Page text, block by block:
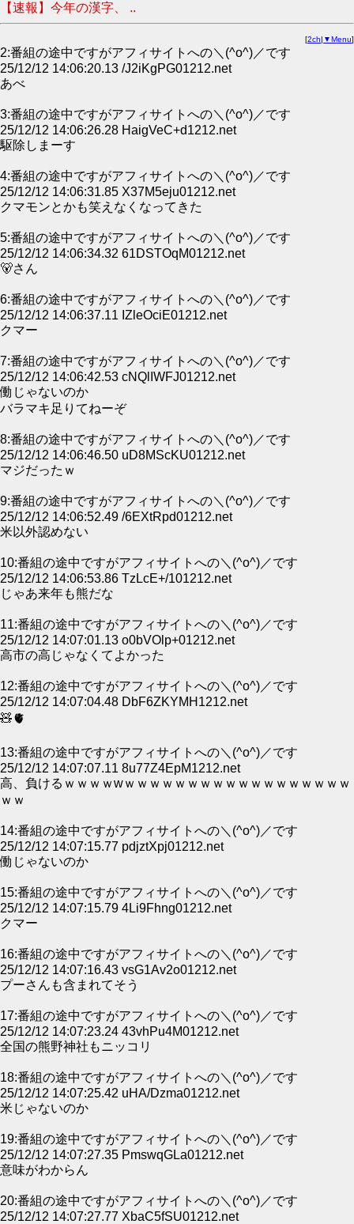
【速報】今年の漢字、 ..
[2ch| ▼Menu]
2:番組の途中ですがアフィサイトへの＼(^o^)／です
25/12/12 14:06:20.13 /J2iKgPG01212.net
あべ
3:番組の途中ですがアフィサイトへの＼(^o^)／です
25/12/12 14:06:26.28 HaigVeC+d1212.net
駆除しまーす
4:番組の途中ですがアフィサイトへの＼(^o^)／です
25/12/12 14:06:31.85 X37M5eju01212.net
クマモンとかも笑えなくなってきた
5:番組の途中ですがアフィサイトへの＼(^o^)／です
25/12/12 14:06:34.32 61DSTOqM01212.net
🐻さん
6:番組の途中ですがアフィサイトへの＼(^o^)／です
25/12/12 14:06:37.11 IZleOciE01212.net
クマー
7:番組の途中ですがアフィサイトへの＼(^o^)／です
25/12/12 14:06:42.53 cNQlIWFJ01212.net
働じゃないのか
バラマキ足りてねーぞ
8:番組の途中ですがアフィサイトへの＼(^o^)／です
25/12/12 14:06:46.50 uD8MScKU01212.net
マジだったｗ
9:番組の途中ですがアフィサイトへの＼(^o^)／です
25/12/12 14:06:52.49 /6EXtRpd01212.net
米以外認めない
10:番組の途中ですがアフィサイトへの＼(^o^)／です
25/12/12 14:06:53.86 TzLcE+/101212.net
じゃあ来年も熊だな
11:番組の途中ですがアフィサイトへの＼(^o^)／です
25/12/12 14:07:01.13 o0bVOlp+01212.net
高市の高じゃなくてよかった
12:番組の途中ですがアフィサイトへの＼(^o^)／です
25/12/12 14:07:04.48 DbF6ZKYMH1212.net
🧸🫀
13:番組の途中ですがアフィサイトへの＼(^o^)／です
25/12/12 14:07:07.11 8u77Z4EpM1212.net
高、負けるｗｗｗｗwｗｗｗｗｗｗｗｗｗｗｗｗｗｗｗｗｗｗ
ｗｗ
14:番組の途中ですがアフィサイトへの＼(^o^)／です
25/12/12 14:07:15.77 pdjztXpj01212.net
働じゃないのか
15:番組の途中ですがアフィサイトへの＼(^o^)／です
25/12/12 14:07:15.79 4Li9Fhng01212.net
クマー
16:番組の途中ですがアフィサイトへの＼(^o^)／です
25/12/12 14:07:16.43 vsG1Av2o01212.net
プーさんも含まれてそう
17:番組の途中ですがアフィサイトへの＼(^o^)／です
25/12/12 14:07:23.24 43vhPu4M01212.net
全国の熊野神社もニッコリ
18:番組の途中ですがアフィサイトへの＼(^o^)／です
25/12/12 14:07:25.42 uHA/Dzma01212.net
米じゃないのか
19:番組の途中ですがアフィサイトへの＼(^o^)／です
25/12/12 14:07:27.35 PmswqGLa01212.net
意味がわからん
20:番組の途中ですがアフィサイトへの＼(^o^)／です
25/12/12 14:07:27.77 XbaC5fSU01212.net